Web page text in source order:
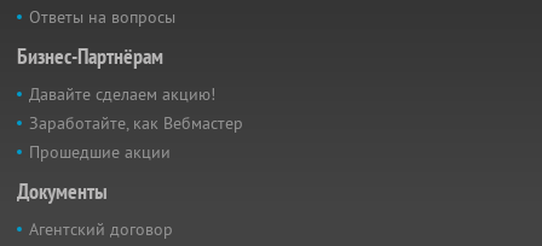
Ответы на вопросы
Бизнес-Партнёрам
Давайте сделаем акцию!
Заработайте, как Вебмастер
Прошедшие акции
Документы
Агентский договор